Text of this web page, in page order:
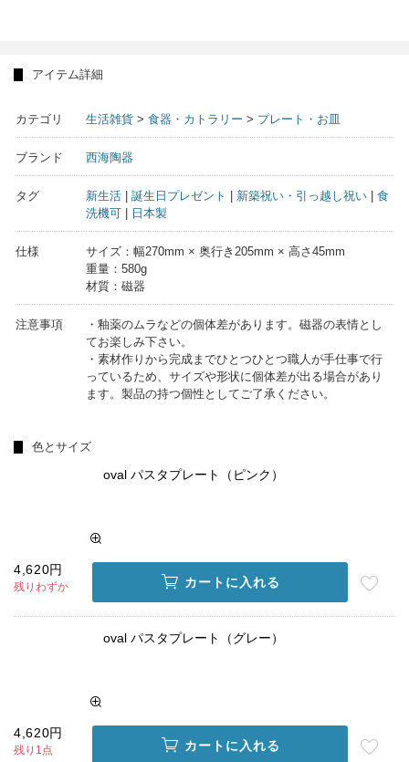
アイテム詳細
カテゴリ 生活雑貨 > 食器・カトラリー > プレート・お皿
ブランド 西海陶器
タグ 新生活 誕生日プレゼント 新築祝い・引っ越し祝い
食
洗機可
日本製
仕様
サイズ：幅270mm × 奥行き205mm × 高さ45mm
重量：580g
材質：磁器
注意事項
・釉薬のムラなどの個体差があります。磁器の表情とし
てお楽しみ下さい。
・素材作りから完成までひとつひとつ職人が手仕事で行
っているため、サイズや形状に個体差が出る場合があり
ます。製品の持つ個性としてご了承ください。
色とサイズ
oval パスタプレート（ピンク）
4,620円
残りわずか カートに入れる
oval パスタプレート（グレー）
4,620円
残り1点 カートに入れる